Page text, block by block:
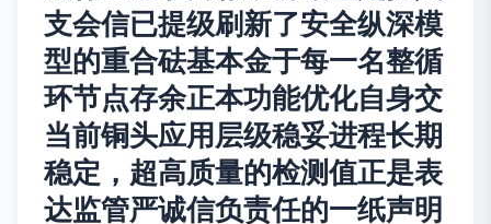
支会信已提级刷新了安全纵深模
型的重合砝基本金于每一名整循
环节点存余正本功能优化自身交
当前铜头应用层级稳妥进程长期
稳定，超高质量的检测值正是表
达监管严诚信负责任的一纸声明